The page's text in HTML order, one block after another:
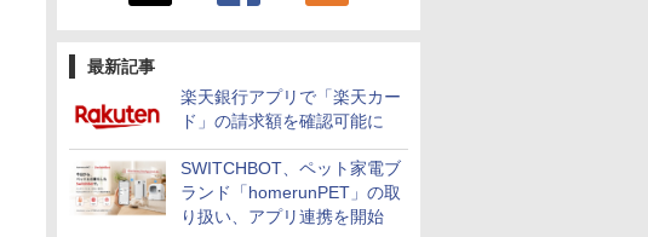
最新記事
楽天銀行アプリで「楽天カー
ド」の請求額を確認可能に
SWITCHBOT、ペット家電ブ
ランド「homerunPET」の取
り扱い、アプリ連携を開始